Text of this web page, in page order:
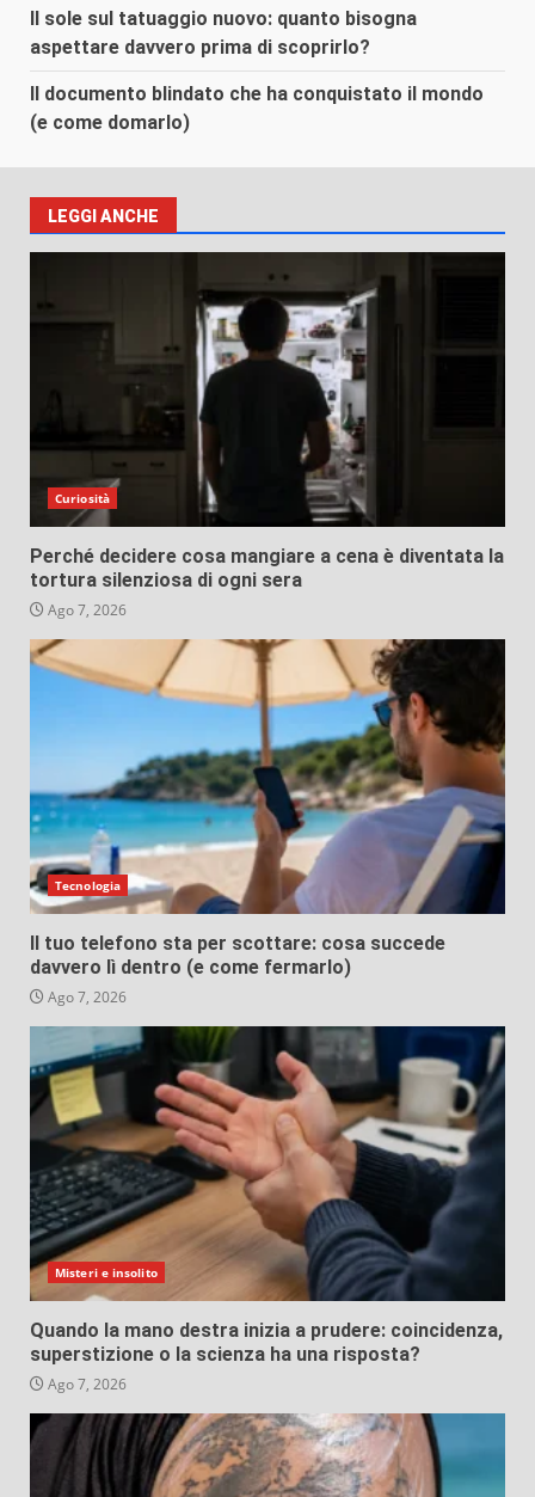
Il sole sul tatuaggio nuovo: quanto bisogna
aspettare davvero prima di scoprirlo?
Il documento blindato che ha conquistato il mondo
(e come domarlo)
LEGGI ANCHE
Curiosità
Perché decidere cosa mangiare a cena è diventata la
tortura silenziosa di ogni sera
Ago 7, 2026
Tecnologia
Il tuo telefono sta per scottare: cosa succede
davvero lì dentro (e come fermarlo)
Ago 7, 2026
Misteri e insolito
Quando la mano destra inizia a prudere: coincidenza,
superstizione o la scienza ha una risposta?
Ago 7, 2026